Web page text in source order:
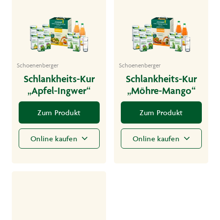
Schoenenberger
Schlankheits-Kur
„Apfel-Ingwer“
Zum Produkt
Online kaufen
Schoenenberger
Schlankheits-Kur
„Möhre-Mango“
Zum Produkt
Online kaufen